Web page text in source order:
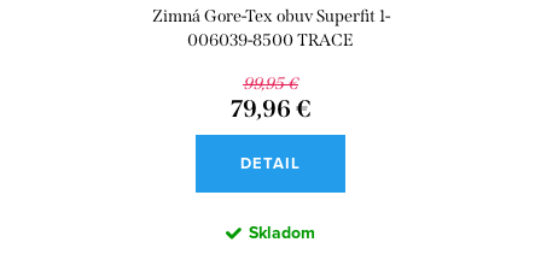
Zimná Gore-Tex obuv Superfit 1-
006039-8500 TRACE
99,95 €
79,96 €
DETAIL
Skladom